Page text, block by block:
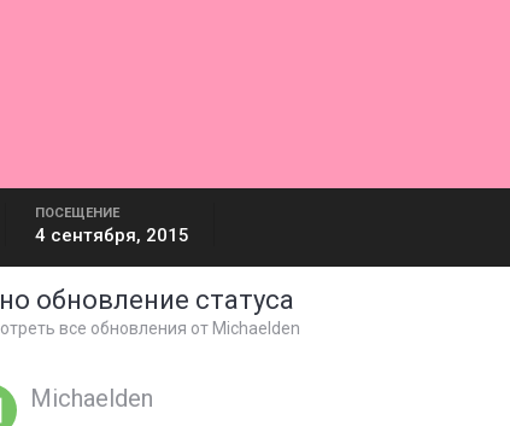
ПОСЕЩЕНИЕ
4 сентября, 2015
обновление статуса
все обновления от Michaelden
Michaelden